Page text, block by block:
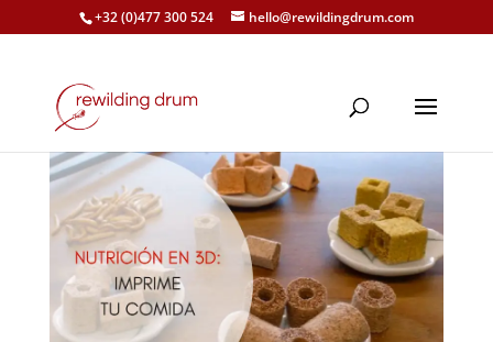
+32 (0)477 300 524 hello@rewildingdrum.com